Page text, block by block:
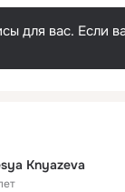
для вас. Если
Knyazeva